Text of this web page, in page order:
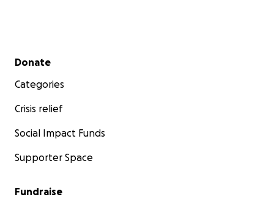
Secondary menu
Donate
Categories
Crisis relief
Social Impact Funds
Supporter Space
Fundraise